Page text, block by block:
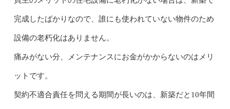
完成したばかりなので、誰にも使われていない物件のため
設備の老朽化はありません。
痛みがない分、メンテナンスにお金がかからないのはメリ
ットです。
契約不適合責任を問える期間が長いのは、新築だと10年間